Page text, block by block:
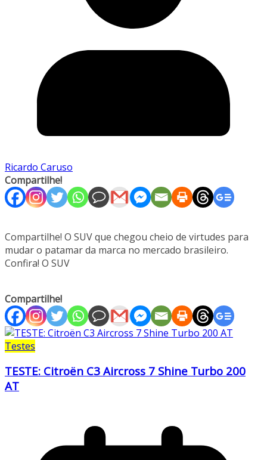
Ricardo Caruso
Compartilhe!
Compartilhe! O SUV que chegou cheio de virtudes para
mudar o patamar da marca no mercado brasileiro.
Confira! O SUV
Compartilhe!
Testes
TESTE: Citroën C3 Aircross 7 Shine Turbo 200
AT